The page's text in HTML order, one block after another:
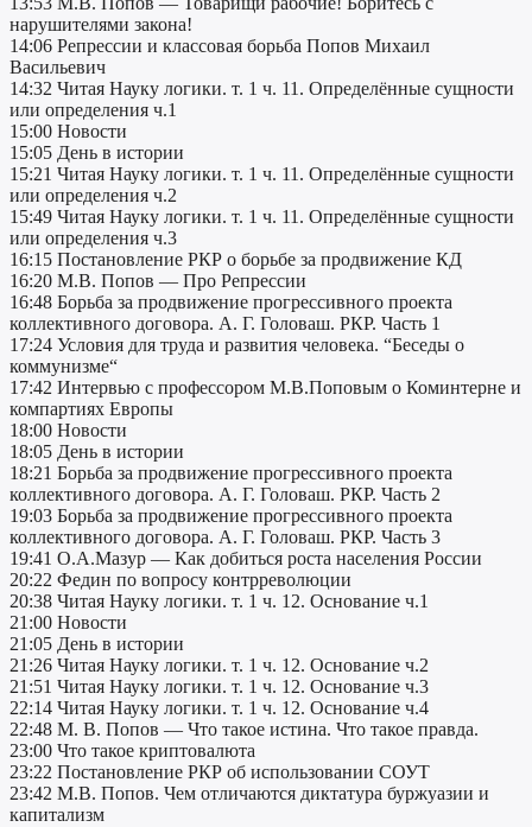
нарушителями закона!
14:06 Репрессии и классовая борьба Попов Михаил
Васильевич
14:32 Читая Науку логики. т. 1 ч. 11. Определённые сущности
или определения ч.1
15:00 Новости
15:05 День в истории
15:21 Читая Науку логики. т. 1 ч. 11. Определённые сущности
или определения ч.2
15:49 Читая Науку логики. т. 1 ч. 11. Определённые сущности
или определения ч.3
16:15 Постановление РКР о борьбе за продвижение КД
16:20 М.В. Попов — Про Репрессии
16:48 Борьба за продвижение прогрессивного проекта
коллективного договора. А. Г. Головаш. РКР. Часть 1
17:24 Условия для труда и развития человека. “Беседы о
коммунизме“
17:42 Интервью c профессором М.В.Поповым о Коминтерне и
компартиях Европы
18:00 Новости
18:05 День в истории
18:21 Борьба за продвижение прогрессивного проекта
коллективного договора. А. Г. Головаш. РКР. Часть 2
19:03 Борьба за продвижение прогрессивного проекта
коллективного договора. А. Г. Головаш. РКР. Часть 3
19:41 О.А.Мазур — Как добиться роста населения России
20:22 Федин по вопросу контрреволюции
20:38 Читая Науку логики. т. 1 ч. 12. Основание ч.1
21:00 Новости
21:05 День в истории
21:26 Читая Науку логики. т. 1 ч. 12. Основание ч.2
21:51 Читая Науку логики. т. 1 ч. 12. Основание ч.3
22:14 Читая Науку логики. т. 1 ч. 12. Основание ч.4
22:48 М. В. Попов — Что такое истина. Что такое правда.
23:00 Что такое криптовалюта
23:22 Постановление РКР об использовании СОУТ
23:42 М.В. Попов. Чем отличаются диктатура буржуазии и
капитализм